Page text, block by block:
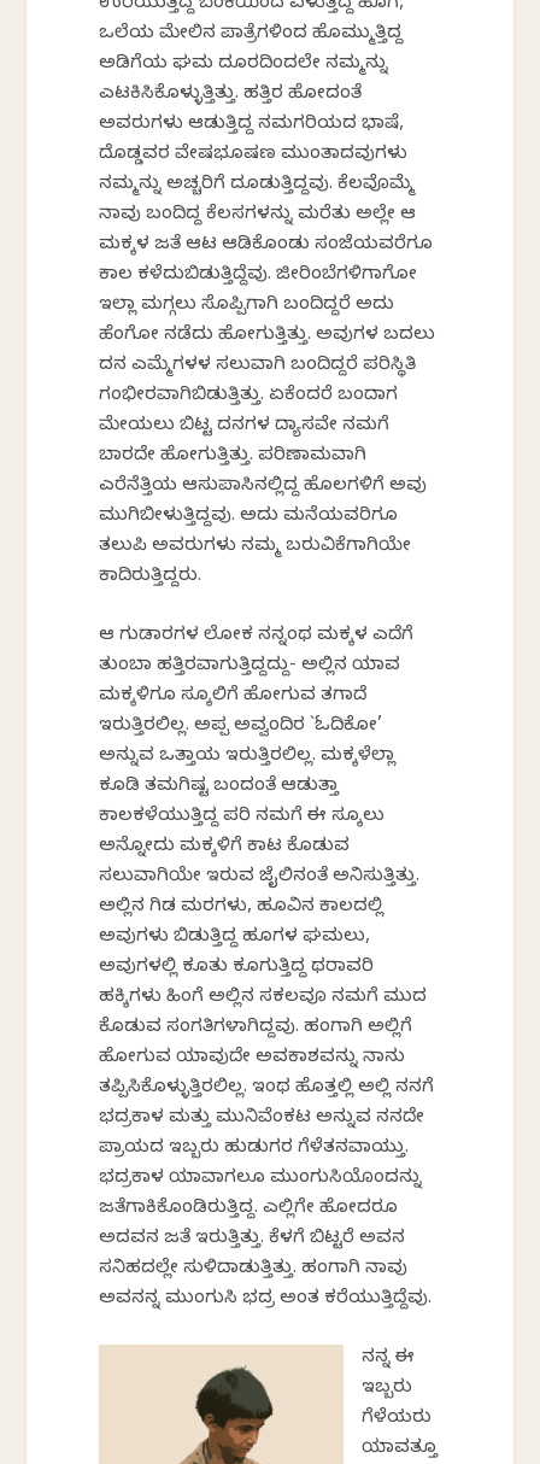
ಉರಿಯುತ್ತಿದ್ದ ಬೆಂಕಿಯಿಂದ ಏಳುತ್ತಿದ್ದ ಹೊಗೆ,
ಒಲೆಯ ಮೇಲಿನ ಪಾತ್ರೆಗಳಿಂದ ಹೊಮ್ಮುತ್ತಿದ್ದ
ಅಡಿಗೆಯ ಘಮ ದೂರದಿಂದಲೇ ನಮ್ಮನ್ನು
ಎಟಕಿಸಿಕೊಳ್ಳುತ್ತಿತ್ತು. ಹತ್ತಿರ ಹೋದಂತೆ
ಅವರುಗಳು ಆಡುತ್ತಿದ್ದ ನಮಗರಿಯದ ಭಾಷೆ,
ದೊಡ್ಡವರ ವೇಷಭೂಷಣ ಮುಂತಾದವುಗಳು
ನಮ್ಮನ್ನು ಅಚ್ಚರಿಗೆ ದೂಡುತ್ತಿದ್ದವು. ಕೆಲವೊಮ್ಮೆ
ನಾವು ಬಂದಿದ್ದ ಕೆಲಸಗಳನ್ನು ಮರೆತು ಅಲ್ಲೇ ಆ
ಮಕ್ಕಳ ಜತೆ ಆಟ ಆಡಿಕೊಂಡು ಸಂಜೆಯವರೆಗೂ
ಕಾಲ ಕಳೆದುಬಿಡುತ್ತಿದ್ದೆವು. ಜೀರಿಂಬೆಗಳಿಗಾಗೋ
ಇಲ್ಲಾ ಮಗ್ಗಲು ಸೊಪ್ಪಿಗಾಗಿ ಬಂದಿದ್ದರೆ ಅದು
ಹೆಂಗೋ ನಡೆದು ಹೋಗುತ್ತಿತ್ತು. ಅವುಗಳ ಬದಲು
ದನ ಎಮ್ಮೆಗಳಳ ಸಲುವಾಗಿ ಬಂದಿದ್ದರೆ ಪರಿಸ್ಥಿತಿ
ಗಂಭೀರವಾಗಿಬಿಡುತ್ತಿತ್ತು. ಏಕೆಂದರೆ ಬಂದಾಗ
ಮೇಯಲು ಬಿಟ್ಟ ದನಗಳ ದ್ಯಾಸವೇ ನಮಗೆ
ಬಾರದೇ ಹೋಗುತ್ತಿತ್ತು. ಪರಿಣಾಮವಾಗಿ
ಎರೆನೆತ್ತಿಯ ಆಸುಪಾಸಿನಲ್ಲಿದ್ದ ಹೊಲಗಳಿಗೆ ಅವು
ಮುಗಿಬೀಳುತ್ತಿದ್ದವು. ಅದು ಮನೆಯವರಿಗೂ
ತಲುಪಿ ಅವರುಗಳು ನಮ್ಮ ಬರುವಿಕೆಗಾಗಿಯೇ
ಕಾದಿರುತ್ತಿದ್ದರು.
ಆ ಗುಡಾರಗಳ ಲೋಕ ನನ್ನಂಥ ಮಕ್ಕಳ ಎದೆಗೆ
ತುಂಬಾ ಹತ್ತಿರವಾಗುತ್ತಿದ್ದದ್ದು- ಅಲ್ಲಿನ ಯಾವ
ಮಕ್ಕಳಿಗೂ ಸ್ಕೂಲಿಗೆ ಹೋಗುವ ತಗಾದೆ
ಇರುತ್ತಿರಲಿಲ್ಲ. ಅಪ್ಪ ಅವ್ವಂದಿರ `ಓದಿಕೋ’
ಅನ್ನುವ ಒತ್ತಾಯ ಇರುತ್ತಿರಲಿಲ್ಲ. ಮಕ್ಕಳೆಲ್ಲಾ
ಕೂಡಿ ತಮಗಿಷ್ಟ ಬಂದಂತೆ ಆಡುತ್ತಾ
ಕಾಲಕಳೆಯುತ್ತಿದ್ದ ಪರಿ ನಮಗೆ ಈ ಸ್ಕೂಲು
ಅನ್ನೋದು ಮಕ್ಕಳಿಗೆ ಕಾಟ ಕೊಡುವ
ಸಲುವಾಗಿಯೇ ಇರುವ ಜೈಲಿನಂತೆ ಅನಿಸುತ್ತಿತ್ತು.
ಅಲ್ಲಿನ ಗಿಡ ಮರಗಳು, ಹೂವಿನ ಕಾಲದಲ್ಲಿ
ಅವುಗಳು ಬಿಡುತ್ತಿದ್ದ ಹೂಗಳ ಘಮಲು,
ಅವುಗಳಲ್ಲಿ ಕೂತು ಕೂಗುತ್ತಿದ್ದ ಥರಾವರಿ
ಹಕ್ಕಿಗಳು ಹಿಂಗೆ ಅಲ್ಲಿನ ಸಕಲವೂ ನಮಗೆ ಮುದ
ಕೊಡುವ ಸಂಗತಿಗಳಾಗಿದ್ದವು. ಹಂಗಾಗಿ ಅಲ್ಲಿಗೆ
ಹೋಗುವ ಯಾವುದೇ ಅವಕಾಶವನ್ನು ನಾನು
ತಪ್ಪಿಸಿಕೊಳ್ಳುತ್ತಿರಲಿಲ್ಲ. ಇಂಥ ಹೊತ್ತಲ್ಲಿ ಅಲ್ಲಿ ನನಗೆ
ಭದ್ರಕಾಳ ಮತ್ತು ಮುನಿವೆಂಕಟ ಅನ್ನುವ ನನದೇ
ಪ್ರಾಯದ ಇಬ್ಬರು ಹುಡುಗರ ಗೆಳೆತನವಾಯ್ತು.
ಭದ್ರಕಾಳ ಯಾವಾಗಲೂ ಮುಂಗುಸಿಯೊಂದನ್ನು
ಜತೆಗಾಕಿಕೊಂಡಿರುತ್ತಿದ್ದ. ಎಲ್ಲಿಗೇ ಹೋದರೂ
ಅದವನ ಜತೆ ಇರುತ್ತಿತ್ತು. ಕೆಳಗೆ ಬಿಟ್ಟರೆ ಅವನ
ಸನಿಹದಲ್ಲೇ ಸುಳಿದಾಡುತ್ತಿತ್ತು. ಹಂಗಾಗಿ ನಾವು
ಅವನನ್ನ ಮುಂಗುಸಿ ಭದ್ರ ಅಂತ ಕರೆಯುತ್ತಿದ್ದೆವು.
ನನ್ನ ಈ
ಇಬ್ಬರು
ಗೆಳೆಯರು
ಯಾವತ್ತೂ